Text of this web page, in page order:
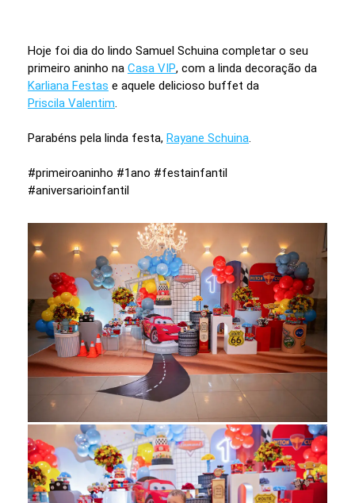
Hoje foi dia do lindo Samuel Schuina completar o seu
primeiro aninho na Casa VIP, com a linda decoração da
Karliana Festas e aquele delicioso buffet da
Priscila Valentim
Parabéns pela linda festa, Rayane Schuina
#primeiroaninho #1ano #festainfantil
#aniversarioinfantil